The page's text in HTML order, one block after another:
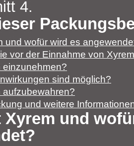
4.
und wofür wird es
vor der Einnahme von
einzunehmen?
sind möglich?
aufzubewahren?
und weitere
Xyrem und